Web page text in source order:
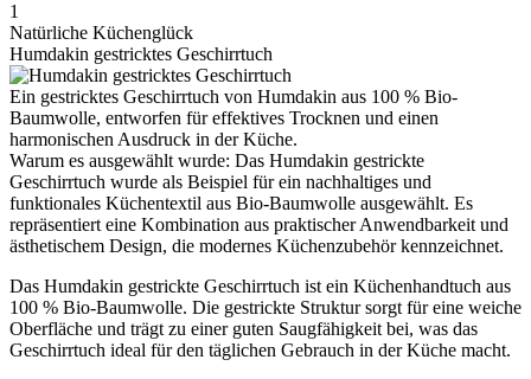
1
Natürliche Küchenglück
Humdakin gestricktes Geschirrtuch
Ein gestricktes Geschirrtuch von Humdakin aus 100 % Bio-
Baumwolle, entworfen für effektives Trocknen und einen
harmonischen Ausdruck in der Küche.
Warum es ausgewählt wurde: Das Humdakin gestrickte
Geschirrtuch wurde als Beispiel für ein nachhaltiges und
funktionales Küchentextil aus Bio-Baumwolle ausgewählt. Es
repräsentiert eine Kombination aus praktischer Anwendbarkeit und
ästhetischem Design, die modernes Küchenzubehör kennzeichnet.
Das Humdakin gestrickte Geschirrtuch ist ein Küchenhandtuch aus
100 % Bio-Baumwolle. Die gestrickte Struktur sorgt für eine weiche
Oberfläche und trägt zu einer guten Saugfähigkeit bei, was das
Geschirrtuch ideal für den täglichen Gebrauch in der Küche macht.